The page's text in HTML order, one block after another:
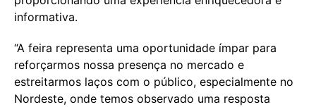
informativa.
“A feira representa uma oportunidade ímpar para
reforçarmos nossa presença no mercado e
estreitarmos laços com o público, especialmente no
Nordeste, onde temos observado uma resposta